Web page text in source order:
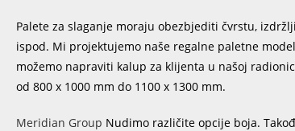
Palete za slaganje moraju obezbjediti čvrstu,
ispod. Mi projektujemo naše regalne paletne
možemo napraviti kalup za klijenta u našoj
od 800 x 1000 mm do 1100 x 1300 mm.
Meridian Group Nudimo različite opcije boja.